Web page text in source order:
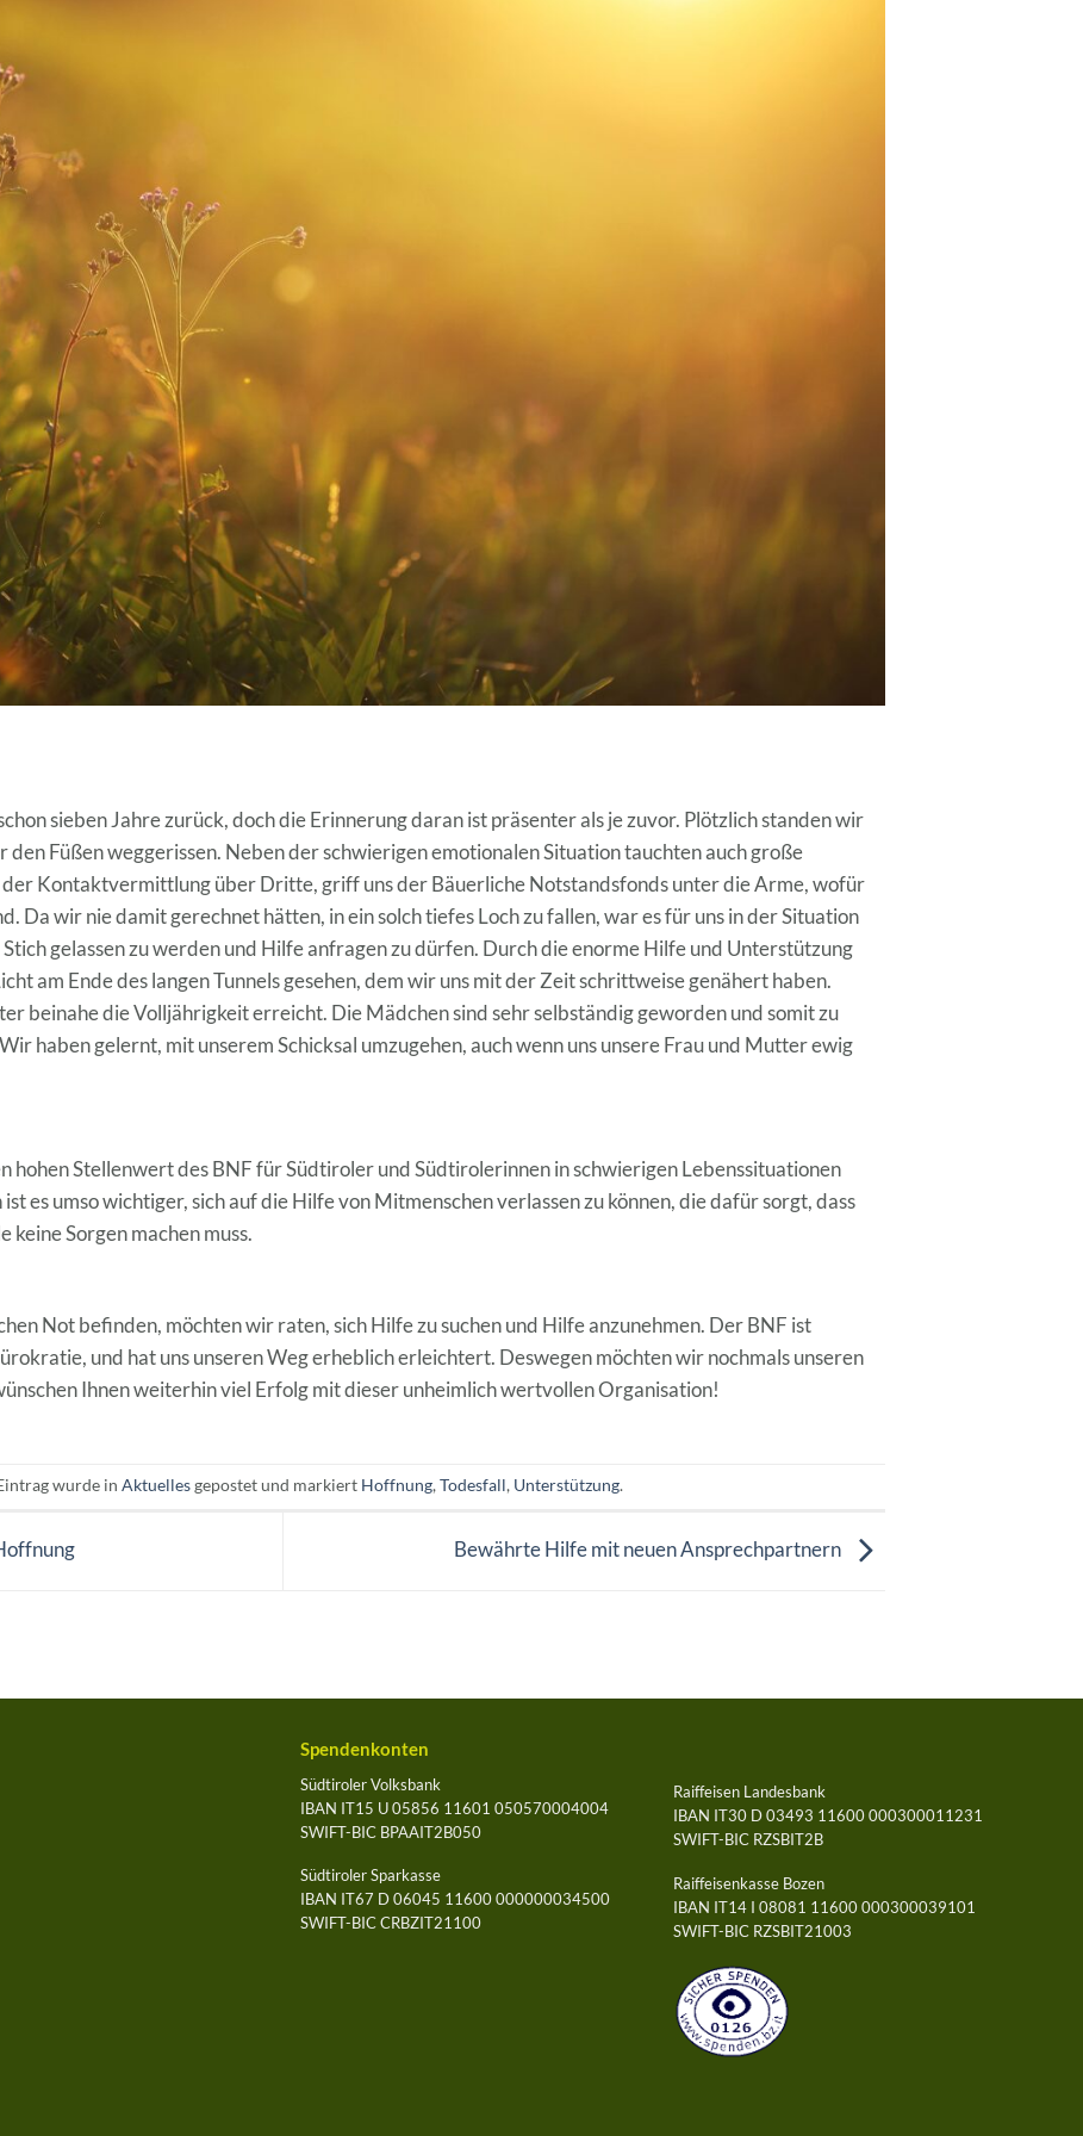
sieben Jahre zurück, doch die Erinnerung daran ist präsenter als je zuvor. Plötzlich standen wir
den Füßen weggerissen. Neben der schwierigen emotionalen Situation tauchten auch große
Kontaktvermittlung über Dritte, griff uns der Bäuerliche Notstandsfonds unter die Arme, wofür
Da wir nie damit gerechnet hätten, in ein solch tiefes Loch zu fallen, war es für uns in der Situation
gelassen zu werden und Hilfe anfragen zu dürfen. Durch die enorme Hilfe und Unterstützung
am Ende des langen Tunnels gesehen, dem wir uns mit der Zeit schrittweise genähert haben.
beinahe die Volljährigkeit erreicht. Die Mädchen sind sehr selbständig geworden und somit zu
haben gelernt, mit unserem Schicksal umzugehen, auch wenn uns unsere Frau und Mutter ewig
hohen Stellenwert des BNF für Südtiroler und Südtirolerinnen in schwierigen Lebenssituationen
es umso wichtiger, sich auf die Hilfe von Mitmenschen verlassen zu können, die dafür sorgt, dass
keine Sorgen machen muss.
Not befinden, möchten wir raten, sich Hilfe zu suchen und Hilfe anzunehmen. Der BNF ist
und hat uns unseren Weg erheblich erleichtert. Deswegen möchten wir nochmals unseren
Ihnen weiterhin viel Erfolg mit dieser unheimlich wertvollen Organisation!
wurde in Aktuellesgepostet und markiert Hoffnung,Todesfall, Unterstützung.
Bewährte Hilfe mit neuen Ansprechpartnern
Spendenkonten
Südtiroler Volksbank
IBAN IT15 U 05856 11601 050570004004
SWIFT-BIC BPAAIT2B050
Südtiroler Sparkasse
IBAN IT67 D 06045 11600 000000034500
SWIFT-BIC CRBZIT21100
Raiffeisen Landesbank
IBAN IT30 D 03493 11600 000300011231
SWIFT-BIC RZSBIT2B
Raiffeisenkasse Bozen
IBAN IT14 I 08081 11600 000300039101
SWIFT-BIC RZSBIT21003